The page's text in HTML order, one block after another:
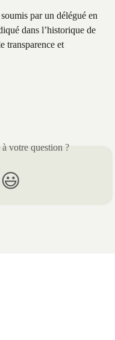
par un délégué en
dans l’historique de
transparence et
votre question ?
😃